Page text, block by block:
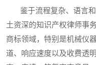
鉴于流程复杂、语言和
土资深的知识产权律师事
商标领域，特别是机械仪
道、响应速度以及收费透